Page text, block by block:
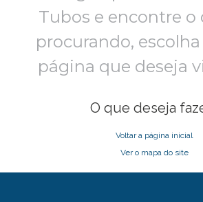
Tubos e encontre o
procurando,
página que deseja
O que deseja
Voltar a página inicial
Ver o mapa do site